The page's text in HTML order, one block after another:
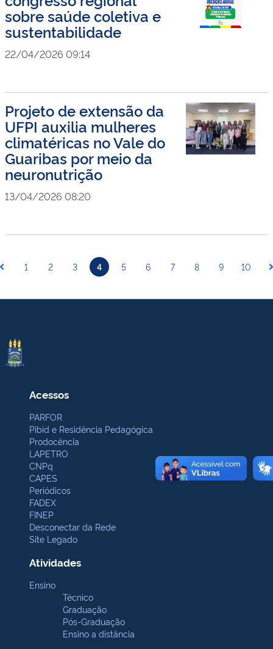
sobre saúde coletiva e
sustentabilidade
22/04/2026 09:14
Projeto de extensão da
UFPI auxilia mulheres
climatéricas no Vale do
Guaribas por meio da
neuronutrição
13/04/2026 08:20
1 2 3 4 5 6 7 8 9 10
Acessos
PARFOR
Pibid e Residência Pedagógica
Prodocência
LAPETRO
CNPq
CAPES
Periódicos
FADEX
FINEP
Desconectar da Rede
Site Legado
Atividades
Ensino
Técnico
Graduação
Pós-Graduação
Ensino a distância